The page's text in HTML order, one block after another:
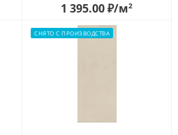
1 395.00₽/м2
СНЯТО С ПРОИЗВОДСТВА